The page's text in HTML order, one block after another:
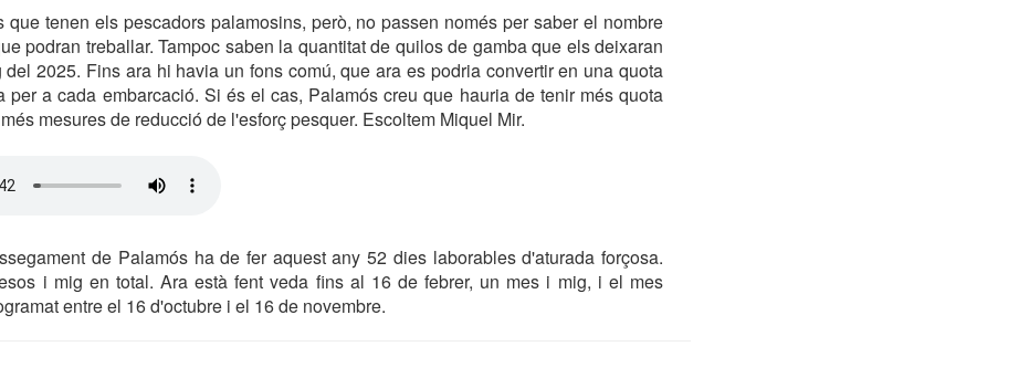
que tenen els pescadors palamosins, però, no passen només per saber el nombre
podran treballar. Tampoc saben la quantitat de quilos de gamba que els deixaran
2025. Fins ara hi havia un fons comú, que ara es podria convertir en una quota
per a cada embarcació. Si és el cas, Palamós creu que hauria de tenir més quota
mesures de reducció de l'esforç pesquer. Escoltem Miquel Mir.
de Palamós ha de fer aquest any 52 dies laborables d'aturada forçosa.
i mig en total. Ara està fent veda fins al 16 de febrer, un mes i mig, i el mes
entre el 16 d'octubre i el 16 de novembre.